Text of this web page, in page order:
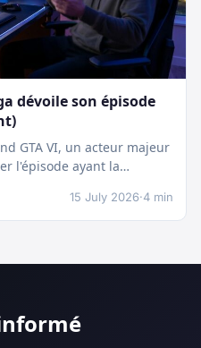
dévoile son épisode
GTA VI, un acteur majeur
l'épisode ayant la…
15 July 2026·4 min